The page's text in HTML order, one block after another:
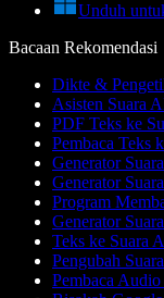
Unduh
Bacaan Rekomendasi
Dikte &
Asisten Suara
PDF Teks ke
Pembaca Teks
Generator
Generator
Program
Generator
Teks ke Suara
Pengubah
Pembaca